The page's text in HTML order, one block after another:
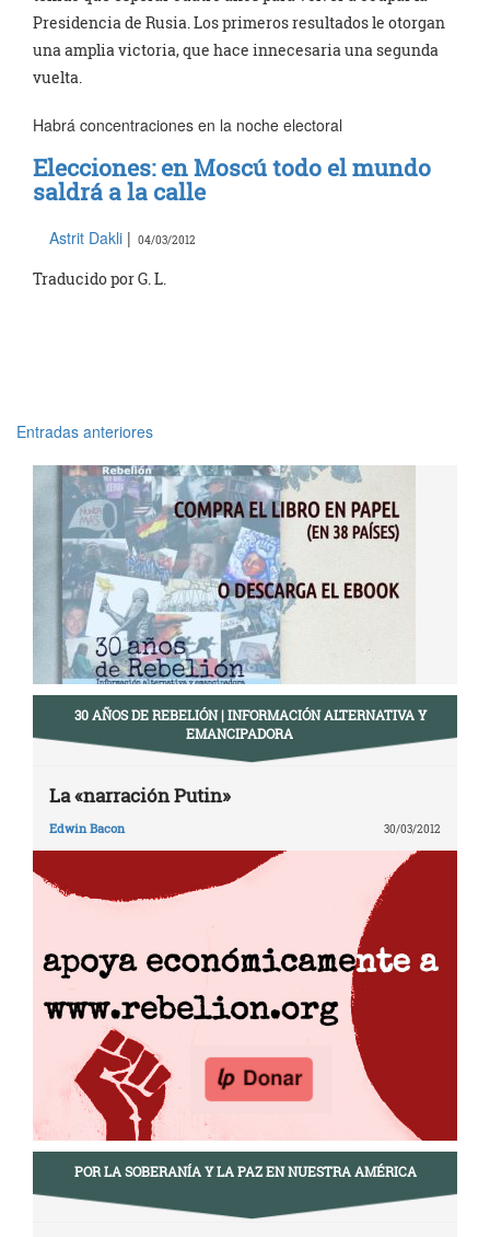
Presidencia de Rusia. Los primeros resultados le otorgan
una amplia victoria, que hace innecesaria una segunda
vuelta.
Habrá concentraciones en la noche electoral
Elecciones: en Moscú todo el mundo
saldrá a la calle
Astrit Dakli | 04/03/2012
Traducido por G. L.
entradas
Entradas anteriores
30 AÑOS DE REBELIÓN | INFORMACIÓN ALTERNATIVA Y
EMANCIPADORA
La «narración Putin»
Edwin Bacon 30/03/2012
POR LA SOBERANÍA Y LA PAZ EN NUESTRA AMÉRICA